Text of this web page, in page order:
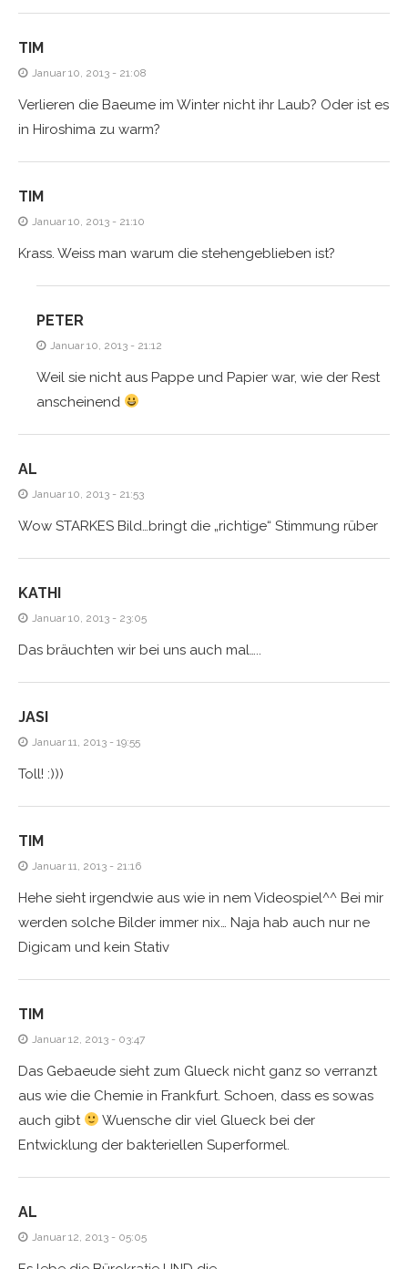
TIM
Januar 10, 2013 - 21:08
Verlieren die Baeume im Winter nicht ihr Laub? Oder ist es
in Hiroshima zu warm?
TIM
Januar 10, 2013 - 21:10
Krass. Weiss man warum die stehengeblieben ist?
PETER
Januar 10, 2013 - 21:12
Weil sie nicht aus Pappe und Papier war, wie der Rest
anscheinend
AL
Januar 10, 2013 - 21:53
Wow STARKES Bild…bringt die „richtige“ Stimmung rüber
KATHI
Januar 10, 2013 - 23:05
Das bräuchten wir bei uns auch mal…..
JASI
Januar 11, 2013 - 19:55
Toll! :)))
TIM
Januar 11, 2013 - 21:16
Hehe sieht irgendwie aus wie in nem Videospiel^^ Bei mir
werden solche Bilder immer nix… Naja hab auch nur ne
Digicam und kein Stativ
TIM
Januar 12, 2013 - 03:47
Das Gebaeude sieht zum Glueck nicht ganz so verranzt
aus wie die Chemie in Frankfurt. Schoen, dass es sowas
auch gibt
Wuensche dir viel Glueck bei der
Entwicklung der bakteriellen Superformel.
AL
Januar 12, 2013 - 05:05